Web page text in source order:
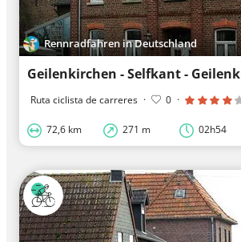
Rennradfahren in Deutschland
Ruta ciclista de carreres · 0 ·
72,6 km 271 m 02h54